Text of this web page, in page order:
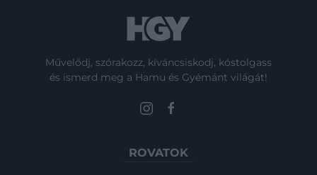
Művelődj, szórakozz, kíváncsiskodj, kóstolgass
és ismerd meg a Hamu és Gyémánt világát!
ROVATOK